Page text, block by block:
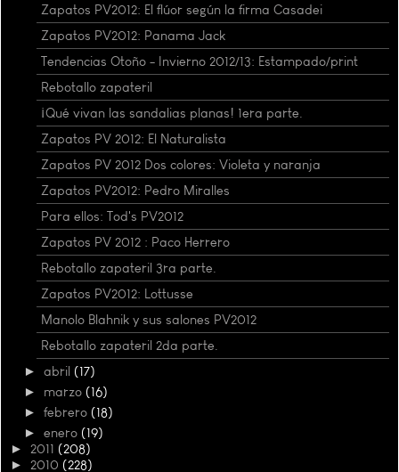
Zapatos PV2012: El flúor según la firma Casadei
Zapatos PV2012: Panama Jack
Tendencias Otoño - Invierno 2012/13: Estampado/print
Rebotallo zapateril
¡Qué vivan las sandalias planas! 1era parte.
Zapatos PV 2012: El Naturalista
Zapatos PV 2012 Dos colores: Violeta y naranja
Zapatos PV2012: Pedro Miralles
Para ellos: Tod's PV2012
Zapatos PV 2012 : Paco Herrero
Rebotallo zapateril 3ra parte.
Zapatos PV2012: Lottusse
Manolo Blahnik y sus salones PV2012
Rebotallo zapateril 2da parte.
► abril (17)
► marzo (16)
► febrero (18)
► enero (19)
► 2011 (208)
► 2010 (228)